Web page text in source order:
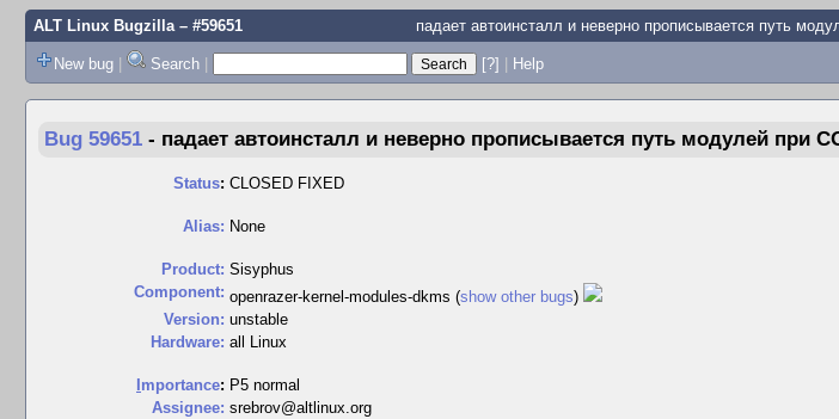
ALT Linux Bugzilla– #59651 падает автоинсталл и неверно прописывается путь
New bug | Search | [?] | Help
Bug 59651 - падает автоинсталл и неверно прописывается путь модулей при
Status: CLOSED FIXED
Alias: None
Product: Sisyphus
Component: openrazer-kernel-modules-dkms (show other bugs)
Version: unstable
Hardware: all Linux
mportance: P5 normal
Assignee: srebrov@altlinux.org